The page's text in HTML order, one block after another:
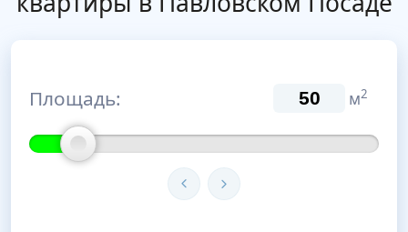
Площадь: м2